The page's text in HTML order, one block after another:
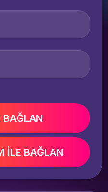
BAĞLAN
İLE BAĞLAN